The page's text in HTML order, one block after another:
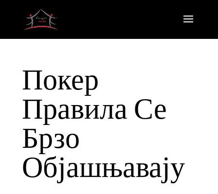
Покер
Правила Се
Брзо
Објашњавају